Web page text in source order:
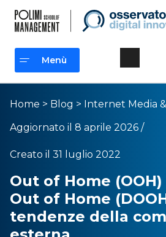
Menù
Menù
Home > Blog > Internet Media
Aggiornato il 8 aprile 2026 /
Creato il 31 luglio 2022
Out of Home
Out of Home
tendenze della